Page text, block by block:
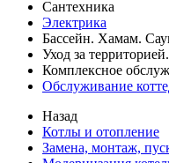
Сантехника
Электрика
Бассейн. Хамам.
Уход за
Комплексное
Обслуживание
Назад
Котлы и отопление
Замена, монтаж,